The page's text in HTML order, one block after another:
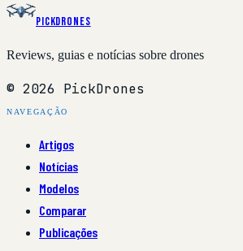
PickDrones
Reviews, guias e notícias sobre drones
© 2026 PickDrones
NAVEGAÇÃO
Artigos
Notícias
Modelos
Comparar
Publicações